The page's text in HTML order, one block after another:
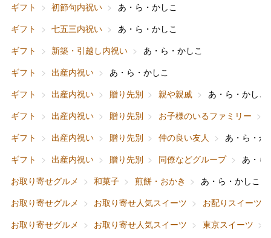
ギフト
初節句内祝い
あ・ら・かしこ
ギフト
七五三内祝い
あ・ら・かしこ
ギフト
新築・引越し内祝い
あ・ら・かしこ
ギフト
出産内祝い
あ・ら・かしこ
ギフト
出産内祝い 贈り先別 親や親戚
あ・ら・かしこ
ギフト
出産内祝い 贈り先別 お子様のいるファミリー
ギフト
出産内祝い 贈り先別 仲の良い友人
あ・ら・か
ギフト
出産内祝い 贈り先別 同僚などグループ
あ・ら
お取り寄せグルメ
和菓子 煎餅・おかき
あ・ら・かしこ
お取り寄せグルメ
お取り寄せ人気スイーツ
お配りスイーツ
お取り寄せグルメ
お取り寄せ人気スイーツ 東京スイーツ
フード＆スイーツ
バレンタインチョコレート
ホワイトデー
母の日